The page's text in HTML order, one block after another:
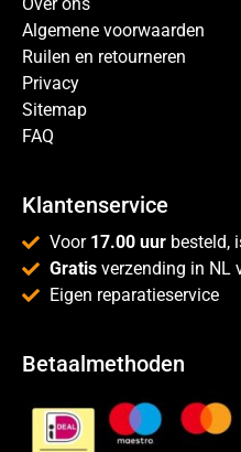
Algemene voorwaarden
Ruilen en retourneren
Privacy
Sitemap
FAQ
Klantenservice
Voor 17.00 uur besteld,
Gratis verzending in NL
Eigen reparatieservice
Betaalmethoden